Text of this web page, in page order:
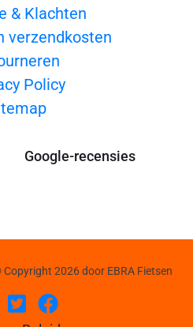
& Klachten
verzendkosten
Policy
Google-recensies
2026 door EBRA Fietsen